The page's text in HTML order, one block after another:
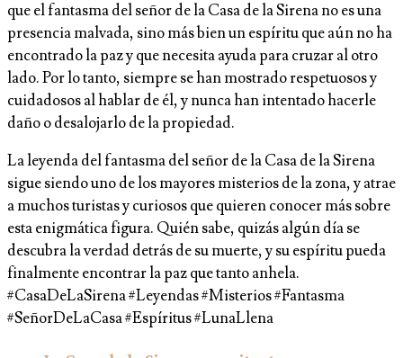
que el fantasma del señor de la Casa de la Sirena no es una
presencia malvada, sino más bien un espíritu que aún no ha
encontrado la paz y que necesita ayuda para cruzar al otro
lado. Por lo tanto, siempre se han mostrado respetuosos y
cuidadosos al hablar de él, y nunca han intentado hacerle
daño o desalojarlo de la propiedad.
La leyenda del fantasma del señor de la Casa de la Sirena
sigue siendo uno de los mayores misterios de la zona, y atrae
a muchos turistas y curiosos que quieren conocer más sobre
esta enigmática figura. Quién sabe, quizás algún día se
descubra la verdad detrás de su muerte, y su espíritu pueda
finalmente encontrar la paz que tanto anhela.
#CasaDeLaSirena #Leyendas #Misterios #Fantasma
#SeñorDeLaCasa #Espíritus #LunaLlena